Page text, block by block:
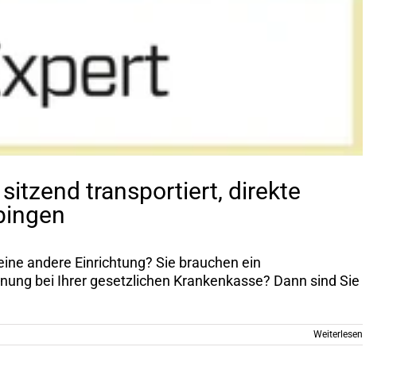
transportiert, direkte
andere Einrichtung? Sie brauchen ein
bei Ihrer gesetzlichen Krankenkasse? Dann sind Sie
Weiterlesen